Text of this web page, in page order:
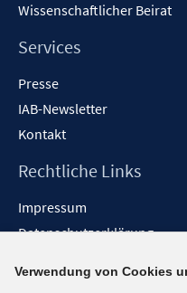
Wissenschaftlicher Beirat
Services
Presse
IAB-Newsletter
Kontakt
Rechtliche Links
Impressum
Datenschutzerklärung
Barrieren melden
Verwendung von Cookies